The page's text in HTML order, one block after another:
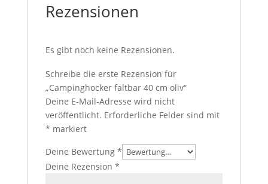
Rezensionen
Es gibt noch keine Rezensionen.
Schreibe die erste Rezension für
„Campinghocker faltbar 40 cm oliv“
Deine E-Mail-Adresse wird nicht
veröffentlicht. Erforderliche Felder sind mit
* markiert
Deine Bewertung *
Deine Rezension *